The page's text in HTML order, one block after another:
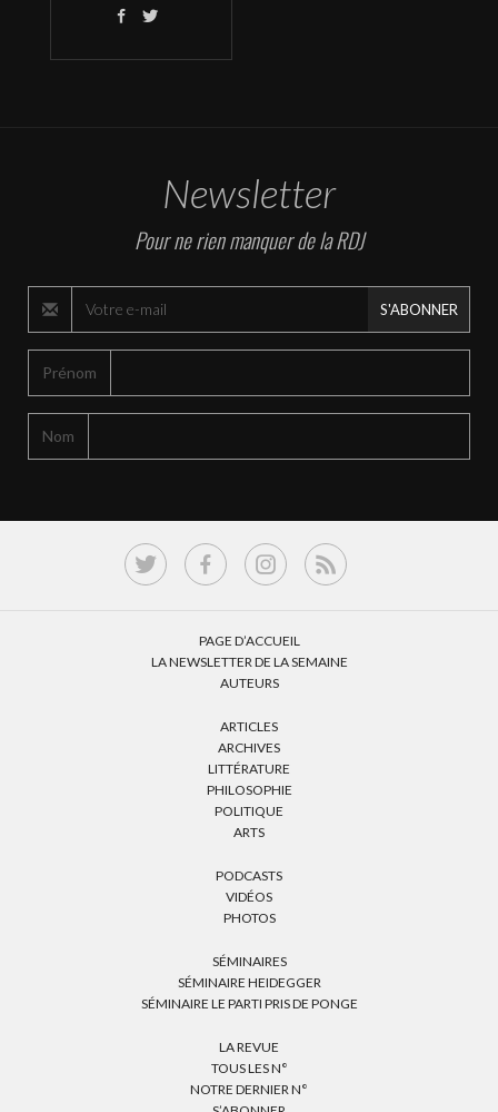
 
Newsletter
Pour ne rien manquer de la RDJ
S'ABONNER
Prénom
Nom
PAGE D’ACCUEIL
LA NEWSLETTER DE LA SEMAINE
AUTEURS
ARTICLES
ARCHIVES
LITTÉRATURE
PHILOSOPHIE
POLITIQUE
ARTS
PODCASTS
VIDÉOS
PHOTOS
SÉMINAIRES
SÉMINAIRE HEIDEGGER
SÉMINAIRE LE PARTI PRIS DE PONGE
LA REVUE
TOUS LES N°
NOTRE DERNIER N°